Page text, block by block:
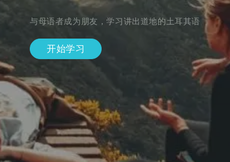
与母语者成为朋友，学习讲出道地的土耳其语
开始学习